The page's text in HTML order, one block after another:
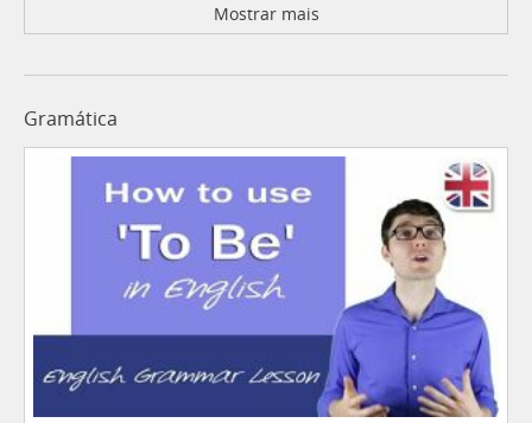
Mostrar mais
Gramática